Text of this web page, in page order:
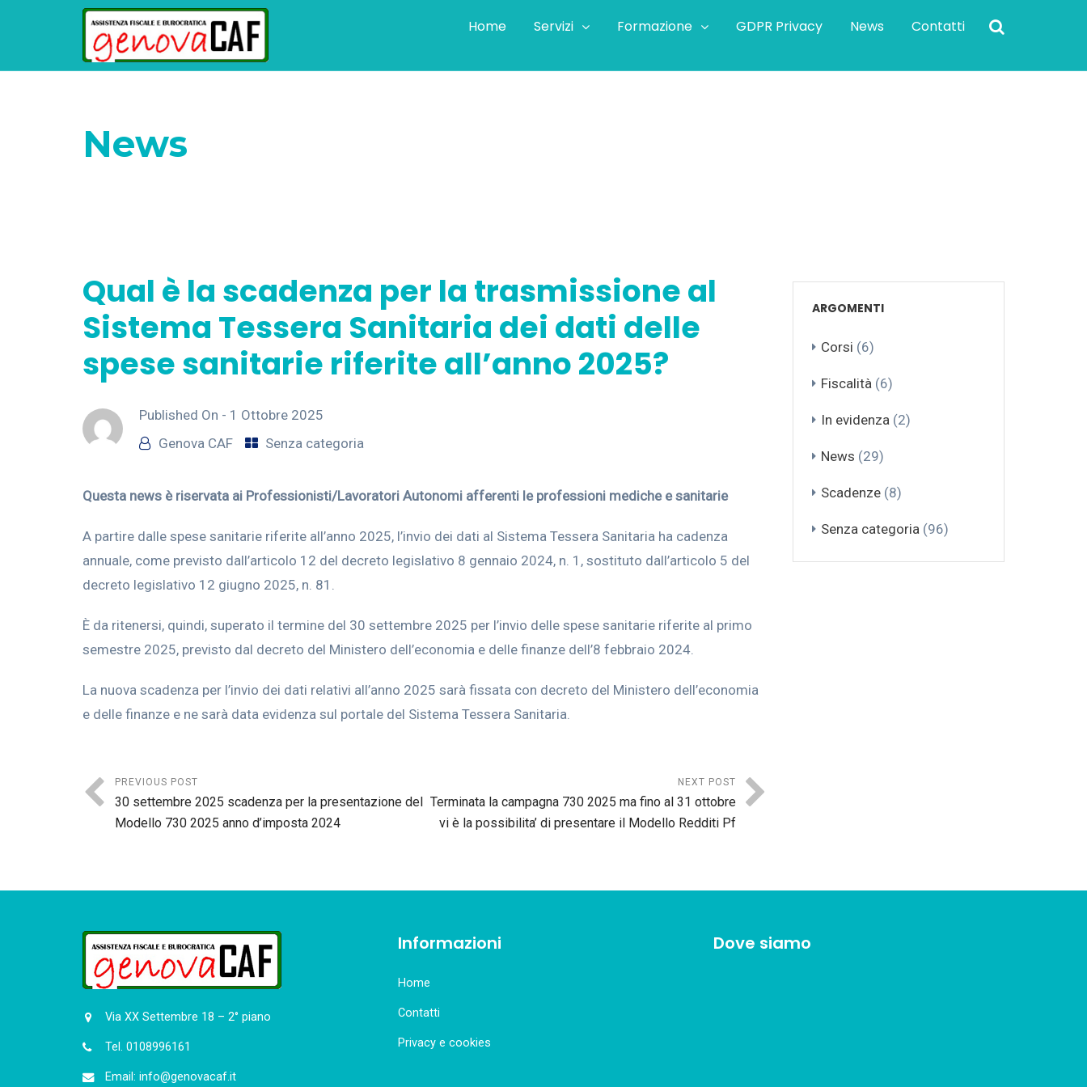
Home Servizi Formazione GDPR Privacy News Contatti
News
Qual è la scadenza per la trasmissione al
Sistema Tessera Sanitaria dei dati delle
spese sanitarie riferite all’anno 2025?
Published On - 1 Ottobre 2025
Genova CAF
Senza categoria
Questa news è riservata ai Professionisti/Lavoratori Autonomi afferenti le professioni mediche e sanitarie
A partire dalle spese sanitarie riferite all’anno 2025, l’invio dei dati al Sistema Tessera Sanitaria ha cadenza
annuale, come previsto dall’articolo 12 del decreto legislativo 8 gennaio 2024, n. 1, sostituto dall’articolo 5 del
decreto legislativo 12 giugno 2025, n. 81.
È da ritenersi, quindi, superato il termine del 30 settembre 2025 per l’invio delle spese sanitarie riferite al primo
semestre 2025, previsto dal decreto del Ministero dell’economia e delle finanze dell’8 febbraio 2024.
La nuova scadenza per l’invio dei dati relativi all’anno 2025 sarà fissata con decreto del Ministero dell’economia
e delle finanze e ne sarà data evidenza sul portale del Sistema Tessera Sanitaria.
PREVIOUS POST
30 settembre 2025 scadenza per la presentazione del
Modello 730 2025 anno d’imposta 2024
NEXT POST
Terminata la campagna 730 2025 ma fino al 31 ottobre
vi è la possibilita’ di presentare il Modello Redditi Pf
ARGOMENTI
Corsi (6)
Fiscalità(6)
In evidenza(2)
News (29)
Scadenze(8)
Senza categoria(96)
Via XX Settembre 18 – 2° piano
Tel. 0108996161
Email: info@genovacaf.it
Informazioni
Home
Contatti
Privacy e cookies
Dove siamo